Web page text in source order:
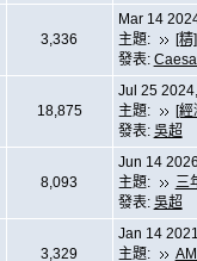
3,336
Mar 14
主題:
[
發表:
18,875
Jul 25
主題:
[
發表: 吳超
8,093
Jun 14
主題:
三
發表: 吳超
3,329
Jan 14
主題: